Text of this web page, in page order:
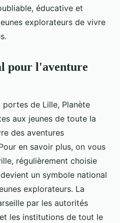
éducative et
explorateurs de vivre
pour l'aventure
portes de Lille, Planète
aux jeunes de toute la
des aventures
en savoir plus, on vous
régulièrement choisie
un symbole national
explorateurs. La
par les autorités
les institutions de tout le